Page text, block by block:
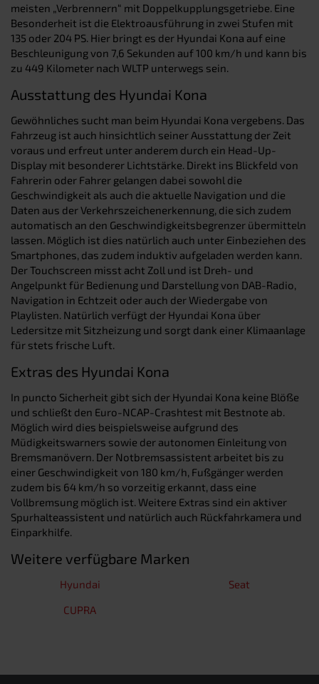
meisten „Verbrennern“ mit Doppelkupplungsgetriebe. Eine
Besonderheit ist die Elektroausführung in zwei Stufen mit
135 oder 204 PS. Hier bringt es der Hyundai Kona auf eine
Beschleunigung von 7,6 Sekunden auf 100 km/h und kann bis
zu 449 Kilometer nach WLTP unterwegs sein.
Ausstattung des Hyundai Kona
Gewöhnliches sucht man beim Hyundai Kona vergebens. Das
Fahrzeug ist auch hinsichtlich seiner Ausstattung der Zeit
voraus und erfreut unter anderem durch ein Head-Up-
Display mit besonderer Lichtstärke. Direkt ins Blickfeld von
Fahrerin oder Fahrer gelangen dabei sowohl die
Geschwindigkeit als auch die aktuelle Navigation und die
Daten aus der Verkehrszeichenerkennung, die sich zudem
automatisch an den Geschwindigkeitsbegrenzer übermitteln
lassen. Möglich ist dies natürlich auch unter Einbeziehen des
Smartphones, das zudem induktiv aufgeladen werden kann.
Der Touchscreen misst acht Zoll und ist Dreh- und
Angelpunkt für Bedienung und Darstellung von DAB-Radio,
Navigation in Echtzeit oder auch der Wiedergabe von
Playlisten. Natürlich verfügt der Hyundai Kona über
Ledersitze mit Sitzheizung und sorgt dank einer Klimaanlage
für stets frische Luft.
Extras des Hyundai Kona
In puncto Sicherheit gibt sich der Hyundai Kona keine Blöße
und schließt den Euro-NCAP-Crashtest mit Bestnote ab.
Möglich wird dies beispielsweise aufgrund des
Müdigkeitswarners sowie der autonomen Einleitung von
Bremsmanövern. Der Notbremsassistent arbeitet bis zu
einer Geschwindigkeit von 180 km/h, Fußgänger werden
zudem bis 64 km/h so vorzeitig erkannt, dass eine
Vollbremsung möglich ist. Weitere Extras sind ein aktiver
Spurhalteassistent und natürlich auch Rückfahrkamera und
Einparkhilfe.
Weitere verfügbare Marken
Hyundai
Seat
CUPRA